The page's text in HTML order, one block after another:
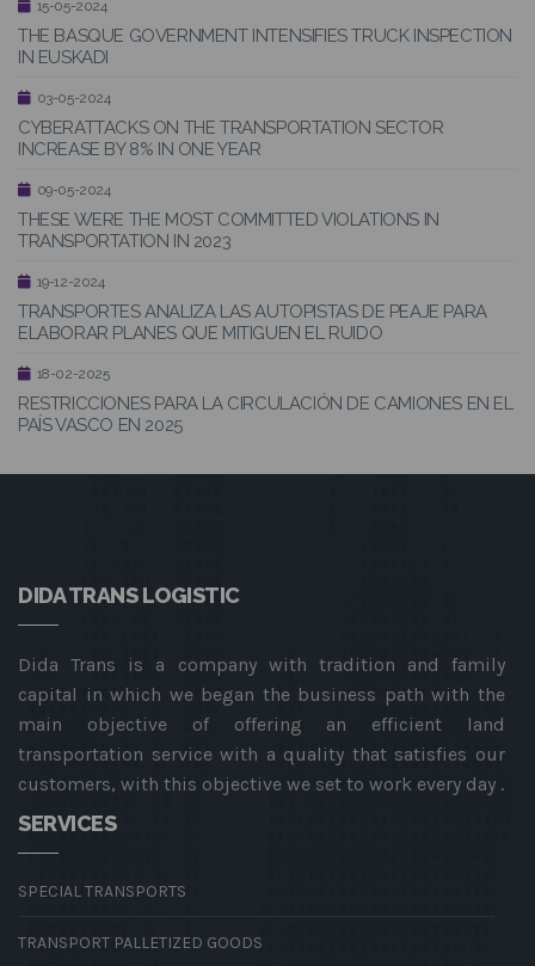
15-05-2024
THE BASQUE GOVERNMENT INTENSIFIES TRUCK INSPECTION
IN EUSKADI
03-05-2024
CYBERATTACKS ON THE TRANSPORTATION SECTOR
INCREASE BY 8% IN ONE YEAR
09-05-2024
THESE WERE THE MOST COMMITTED VIOLATIONS IN
TRANSPORTATION IN 2023
19-12-2024
TRANSPORTES ANALIZA LAS AUTOPISTAS DE PEAJE PARA
ELABORAR PLANES QUE MITIGUEN EL RUIDO
18-02-2025
RESTRICCIONES PARA LA CIRCULACIÓN DE CAMIONES EN EL
PAÍS VASCO EN 2025
DIDA TRANS LOGISTIC
Dida Trans is a company with tradition and family
capital in which we began the business path with the
main objective of offering an efficient land
transportation service with a quality that satisfies our
customers, with this objective we set to work every day .
SERVICES
SPECIAL TRANSPORTS
TRANSPORT PALLETIZED GOODS